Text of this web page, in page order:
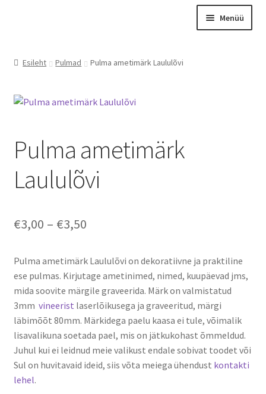
Menüü
Otsing
Graveerimine
Instagram
Ostukorv
Esileht Pulmad Pulma ametimärk Laululõvi
Pulma ametimärk
Laululõvi
€3,00 – €3,50Price
€3,00
through
€3,50
Pulma ametimärk Laululõvi on dekoratiivne ja praktiline
ese pulmas. Kirjutage ametinimed, nimed, kuupäevad jms,
mida soovite märgile graveerida. Märk on valmistatud
3mm vineerist laserlõikusega ja graveeritud, märgi
läbimõõt 80mm. Märkidega paelu kaasa ei tule, võimalik
lisavalikuna soetada pael, mis on jätkukohast õmmeldud.
Juhul kui ei leidnud meie valikust endale sobivat toodet või
Sul on huvitavaid ideid, siis võta meiega ühendust kontakti
lehel.